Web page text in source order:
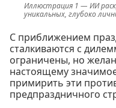
ИИ
уникальных, глубоко
С приближением
сталкиваются с
ограничены, но
настоящему
примирить эти
предпраздничного